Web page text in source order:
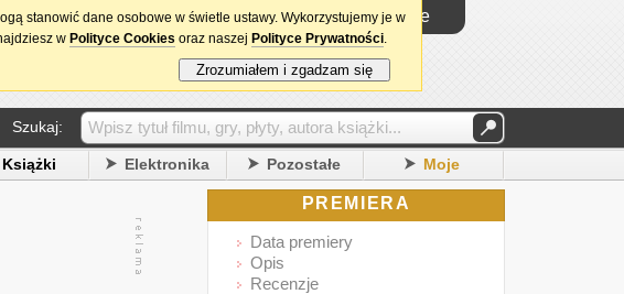
DataPremiery.pl Logowanie
Szukaj:
Książki Elektronika Pozostałe Moje
PREMIERA
Data premiery
Opis
Recenzje
stanowić dane osobowe w świetle ustawy. Wykorzystujemy je w
w Polityce Cookies oraz naszej Polityce Prywatności.
Zrozumiałem i zgadzam się